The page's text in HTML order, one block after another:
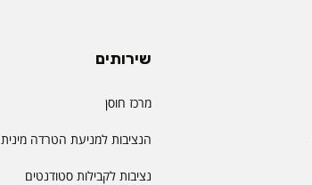
שירותים
מרכז חוסן
הנציבות למניעת הטרדה מינית
נציבות לקבילות סטודנטים